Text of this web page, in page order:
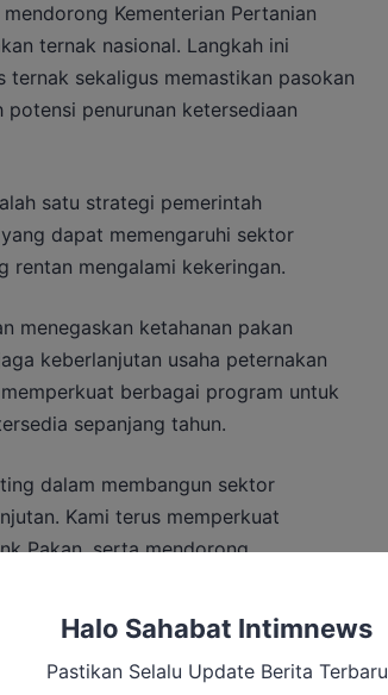
Kementerian Pertanian
ternak nasional. Langkah ini
sekaligus memastikan pasokan
penurunan ketersediaan
satu strategi pemerintah
dapat memengaruhi sektor
rentan mengalami kekeringan.
menegaskan ketahanan pakan
keberlanjutan usaha peternakan
berbagai program untuk
sepanjang tahun.
dalam membangun sektor
Kami terus memperkuat
Pakan, serta mendorong
tetap dapat berproduksi
Halo Sahabat Intimnews
Pastikan Selalu Update Berita Terbaru